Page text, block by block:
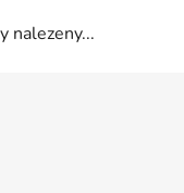
nalezeny...